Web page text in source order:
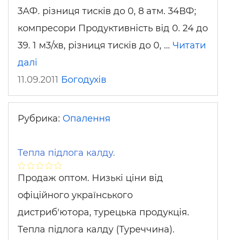
3АФ. різниця тисків до 0, 8 атм. 34ВФ;
компресори Продуктивність від 0. 24 до
39. 1 м3/хв, різниця тисків до 0, … Читати
далі
11.09.2011 Богодухів
Рубрика: Опалення
Тепла підлога калду.
Продаж оптом. Низькі ціни від
офіційного українського
дистриб'ютора, турецька продукція.
Тепла підлога калду (Туреччина).